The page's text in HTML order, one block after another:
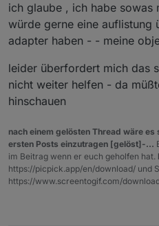
Anzahl der State's in einem
anschließend über eine
anzulegen und zu befüllen?
ich glaube , ich habe sowas
würde gerne eine auflistung
adapter haben - - meine
leider überfordert mich das
nicht weiter helfen - da
hinschauen
nach einem gelösten Thread wäre
ersten Posts einzutragen [gelöst]-...
im Beitrag wenn er euch geholfen hat.
https://picpick.app/en/download/ und
https://www.screentogif.com/